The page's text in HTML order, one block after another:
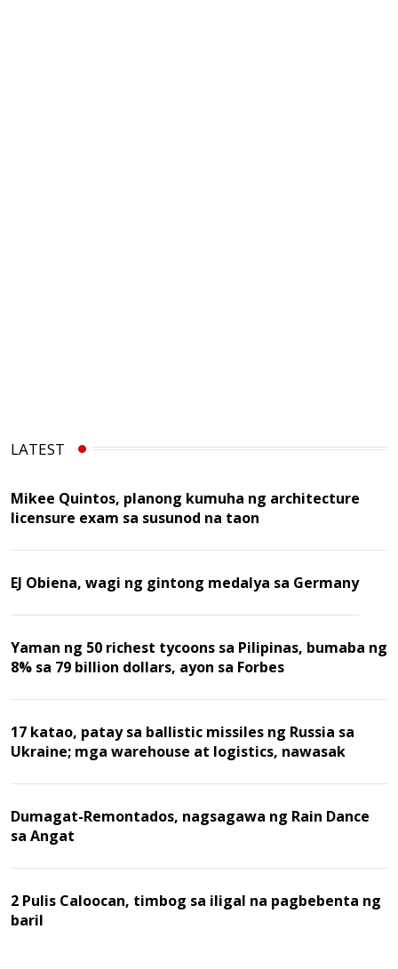
LATEST
Mikee Quintos, planong kumuha ng architecture
licensure exam sa susunod na taon
EJ Obiena, wagi ng gintong medalya sa Germany
Yaman ng 50 richest tycoons sa Pilipinas, bumaba ng
8% sa 79 billion dollars, ayon sa Forbes
17 katao, patay sa ballistic missiles ng Russia sa
Ukraine; mga warehouse at logistics, nawasak
Dumagat-Remontados, nagsagawa ng Rain Dance
sa Angat
2 Pulis Caloocan, timbog sa iligal na pagbebenta ng
baril